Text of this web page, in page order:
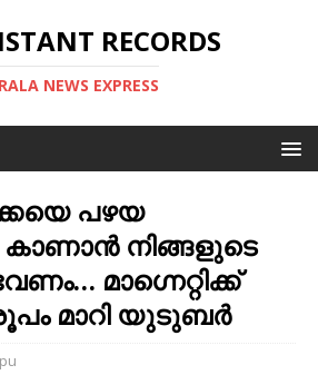
RECORDS
NEWS EXPRESS
പഴയ
നിങ്ങളുടെ
മാഗ്നെറ്റിക്ക്
മാറി യുടുബര്‍